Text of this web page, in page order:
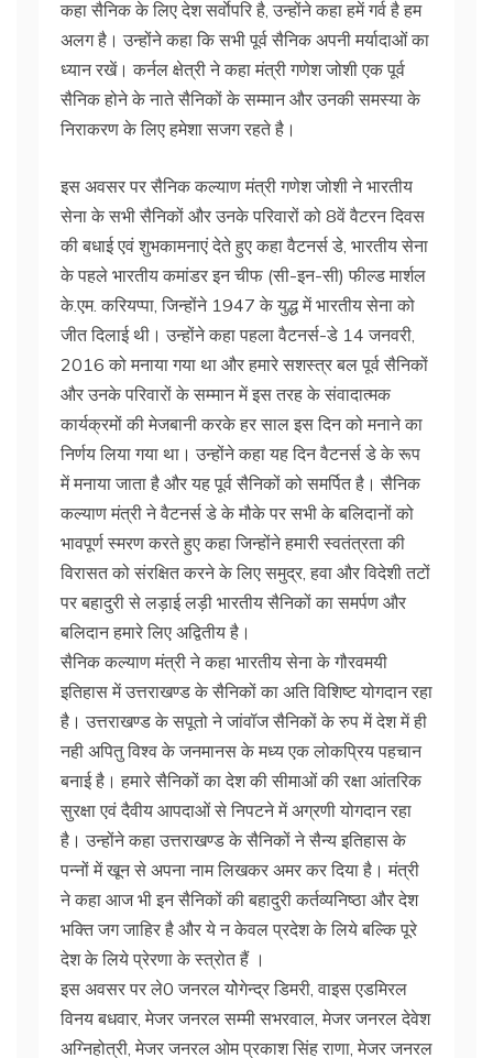
कहा सैनिक के लिए देश सर्वाेपरि है, उन्होंने कहा हमें गर्व है हम
अलग है। उन्होंने कहा कि सभी पूर्व सैनिक अपनी मर्यादाओं का
ध्यान रखें। कर्नल क्षेत्री ने कहा मंत्री गणेश जोशी एक पूर्व
सैनिक होने के नाते सैनिकों के सम्मान और उनकी समस्या के
निराकरण के लिए हमेशा सजग रहते है।
इस अवसर पर सैनिक कल्याण मंत्री गणेश जोशी ने भारतीय
सेना के सभी सैनिकों और उनके परिवारों को 8वें वैटरन दिवस
की बधाई एवं शुभकामनाएं देते हुए कहा वैटनर्स डे, भारतीय सेना
के पहले भारतीय कमांडर इन चीफ (सी-इन-सी) फील्ड मार्शल
के.एम. करियप्पा, जिन्होंने 1947 के युद्ध में भारतीय सेना को
जीत दिलाई थी। उन्होंने कहा पहला वैटनर्स-डे 14 जनवरी,
2016 को मनाया गया था और हमारे सशस्त्र बल पूर्व सैनिकों
और उनके परिवारों के सम्मान में इस तरह के संवादात्मक
कार्यक्रमों की मेजबानी करके हर साल इस दिन को मनाने का
निर्णय लिया गया था। उन्होंने कहा यह दिन वैटनर्स डे के रूप
में मनाया जाता है और यह पूर्व सैनिकों को समर्पित है। सैनिक
कल्याण मंत्री ने वैटनर्स डे के मौके पर सभी के बलिदानों को
भावपूर्ण स्मरण करते हुए कहा जिन्होंने हमारी स्वतंत्रता की
विरासत को संरक्षित करने के लिए समुद्र, हवा और विदेशी तटों
पर बहादुरी से लड़ाई लड़ी भारतीय सैनिकों का समर्पण और
बलिदान हमारे लिए अद्वितीय है।
सैनिक कल्याण मंत्री ने कहा भारतीय सेना के गौरवमयी
इतिहास में उत्तराखण्ड के सैनिकों का अति विशिष्ट योगदान रहा
है। उत्तराखण्ड के सपूतो ने जांवॉज सैनिकों के रुप में देश में ही
नही अपितु विश्व के जनमानस के मध्य एक लोकप्रिय पहचान
बनाई है। हमारे सैनिकों का देश की सीमाओं की रक्षा आंतरिक
सुरक्षा एवं दैवीय आपदाओं से निपटने में अग्रणी योगदान रहा
है। उन्होंने कहा उत्तराखण्ड के सैनिकों ने सैन्य इतिहास के
पन्नों में खून से अपना नाम लिखकर अमर कर दिया है। मंत्री
ने कहा आज भी इन सैनिकों की बहादुरी कर्तव्यनिष्ठा और देश
भक्ति जग जाहिर है और ये न केवल प्रदेश के लिये बल्कि पूरे
देश के लिये प्रेरणा के स्त्रोत हैं ।
इस अवसर पर ले0 जनरल योेगेन्द्र डिमरी, वाइस एडमिरल
विनय बधवार, मेजर जनरल सम्मी सभरवाल, मेजर जनरल देवेश
अग्निहोत्री, मेजर जनरल ओम प्रकाश सिंह राणा, मेजर जनरल